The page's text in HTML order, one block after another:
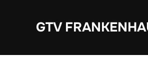
GTV